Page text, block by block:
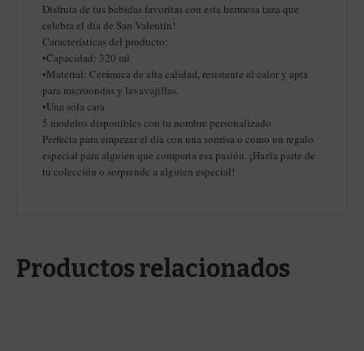
Disfruta de tus bebidas favoritas con esta hermosa taza que
celebra el día de San Valentín!
Características del producto:
•Capacidad: 320 ml
•Material: Cerámica de alta calidad, resistente al calor y apta
para microondas y lavavajillas.
•Una sola cara
5 modelos disponibles con tu nombre personalizado
Perfecta para empezar el día con una sonrisa o como un regalo
especial para alguien que comparta esa pasión. ¡Hazla parte de
tu colección o sorprende a alguien especial!
Productos relacionados